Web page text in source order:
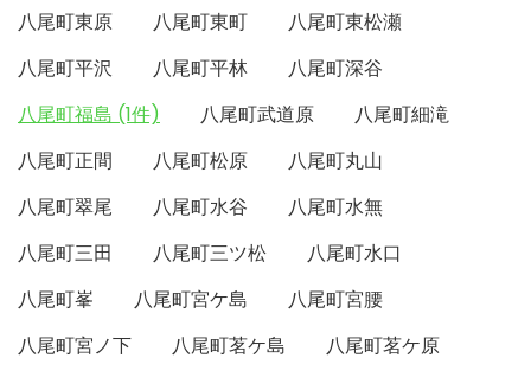
八尾町東原
八尾町東町
八尾町東松瀬
八尾町平沢
八尾町平林
八尾町深谷
八尾町福島 (1件)
八尾町武道原
八尾町細滝
八尾町正間
八尾町松原
八尾町丸山
八尾町翠尾
八尾町水谷
八尾町水無
八尾町三田
八尾町三ツ松
八尾町水口
八尾町峯
八尾町宮ケ島
八尾町宮腰
八尾町宮ノ下
八尾町茗ケ島
八尾町茗ケ原